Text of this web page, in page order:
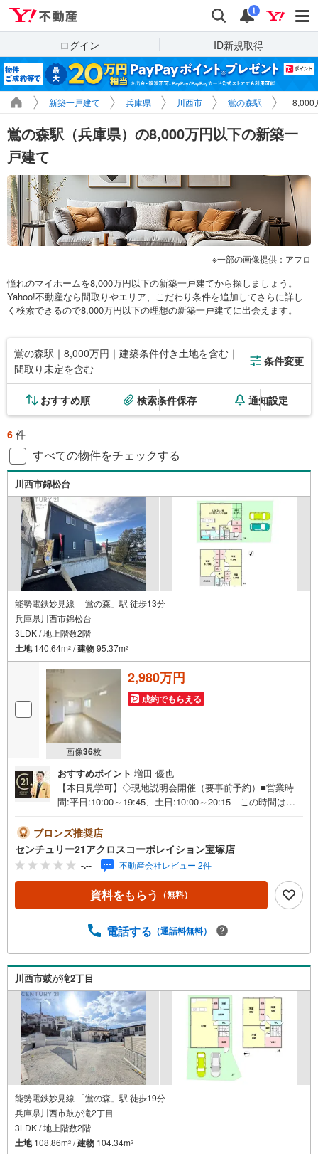
検索 通知
i
ログイン ID新規取得
新築一戸建て 兵庫県 川西市 鴬の森駅 8,000
鴬の森駅（兵庫県）の8,000万円以下の新築一
戸建て
一部の画像提供：アフロ
憧れのマイホームを8,000万円以下の新築一戸建てから探しましょう。
Yahoo!不動産なら間取りやエリア、こだわり条件を追加してさらに詳し
く検索できるので8,000万円以下の理想の新築一戸建てに出会えます。
鴬の森駅｜8,000万円｜建築条件付き土地を含む｜
間取り未定を含む
条件変更
おすすめ順 検索条件保存 通知設定
6 件
すべての物件をチェックする
川西市錦松台
能勢電鉄妙見線 「鴬の森」駅 徒歩13分
兵庫県川西市錦松台
3LDK / 地上階数2階
土地140.64m2 /建物95.37m2
画像36枚
2,980万円
成約でもらえる
おすすめポイント 増田 優也
【本日見学可】◇現地説明会開催（要事前予約）■営業時
間:平日:10:00～19:45、土日:10:00～20:15 この時間はお
鉄「鶯の森」駅まで徒歩13分です。LDKは約20帖とゆった
り過ごせます。＝＝＝＝＝センチュリー21アクロスグルー
プの3つの特徴＝＝＝＝＝＝■センチュリー21グループで28
年連続No.1（1997年～2024年兵庫地区仲介実績） 西宮・
尼崎・伊丹・宝塚にて8店舗展開中。阪神間での購入や売却
は当店にお任せ下さい■お客様駐車場、キッズスペースがご
越しも大歓迎です。 お子様連れでもご安心ください。■取
円台の新築戸建や、1000万円台の中古マンションを始め多
数物件を取り扱っています。Yahoo！不動産に掲載しきれ
ない物件もご紹介できます。お気軽にお問合せください。
弊社ホームページへは「C21アクロス」で検索！
ブロンズ推奨店
センチュリー21アクロスコーポレイション宝塚店
-.-- 不動産会社レビュー 2件
資料をもらう （無料）
電話する （通話料無料）
川西市鼓が滝2丁目
能勢電鉄妙見線 「鴬の森」駅 徒歩19分
兵庫県川西市鼓が滝2丁目
3LDK / 地上階数2階
土地108.86m2 /建物 104.34m2